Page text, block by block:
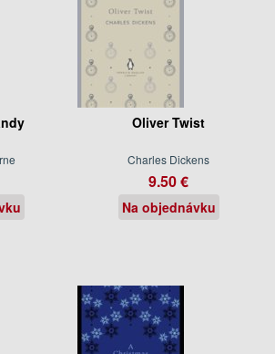
Oliver Twist
Charles Dickens
9.50 €
Na objednávku